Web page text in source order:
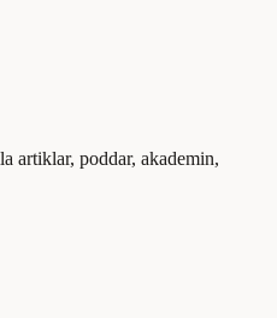
artiklar, poddar, akademin,